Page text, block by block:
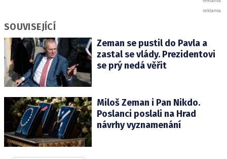
SOUVISEJÍCÍ
Zeman se pustil do Pavla a
zastal se vlády. Prezidentovi
se prý nedá věřit
Miloš Zeman i Pan Nikdo.
Poslanci poslali na Hrad
návrhy vyznamenání